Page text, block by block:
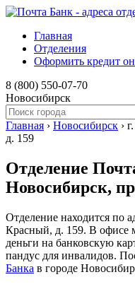
Главная
Отделения
Оформить кредит
8 (800) 550-07-70
Новосибирск
Главная › Новосибирск ›
д. 159
Отделение
Новосибирск,
Отделение находится по
Красный, д. 159. В офисе
деньги на банковскую
пандус для инвалидов.
Банка в городе